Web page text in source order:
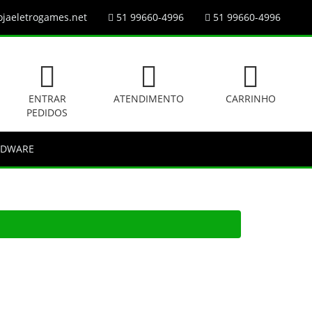
51 99660-4996 51 99660-4996
ENTRAR
PEDIDOS
ATENDIMENTO CARRINHO